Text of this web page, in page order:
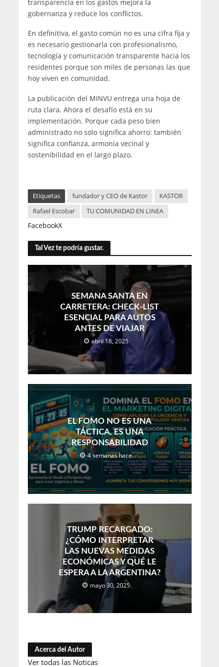
transparencia en los gastos mejora la
gobernanza y reduce los conflictos.
En definitiva, el gasto común no es una cifra fija y
es necesario gestionarla con profesionalismo,
tecnología y comunicación transparente hacia los
residentes porque son miles de personas las que
hoy viven en comunidad.
La publicación del MINVU entrega una hoja de
ruta clara. Ahora el desafío está en su
implementación. Porque cada peso bien
administrado no solo significa ahorro: también
significa confianza, armonía vecinal y
sostenibilidad en el largo plazo.
Etiquetas fundador y CEO de Kastor
KASTOR
Rafael Escobar
TU COMUNIDAD EN LINEA
FacebookX
Tal Vez te podría gustar.
SEMANA SANTA EN
CARRETERA: CHECK-LIST
ESENCIAL PARA AUTOS
ANTES DE VIAJAR
abril 18, 2025
EL FOMO NO ES UNA
TÁCTICA, ES UNA
RESPONSABILIDAD
4 semanas hace
TRUMP RECARGADO:
¿CÓMO INTERPRETAR
LAS NUEVAS MEDIDAS
ECONÓMICAS Y QUÉ LE
ESPERA A LA ARGENTINA?
mayo 30, 2025
Acerca del Autor
Ver todas las Noticas